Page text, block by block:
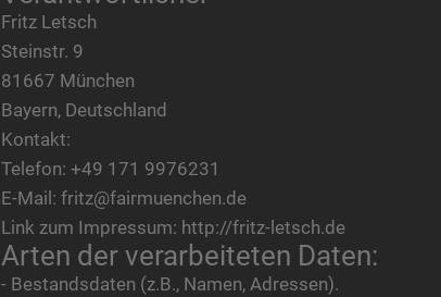
Fritz Letsch
Steinstr. 9
81667 München
Bayern, Deutschland
Kontakt:
Telefon: +49 171 9976231
E-Mail: fritz@fairmuenchen.de
Link zum Impressum: http://fritz-letsch.de
Arten der verarbeiteten Daten:
- Bestandsdaten (z.B., Namen, Adressen).